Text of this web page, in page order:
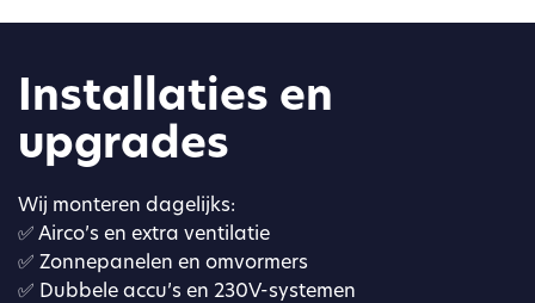
Installaties en
upgrades
Wij monteren dagelijks:
✅ Airco’s en extra ventilatie
✅ Zonnepanelen en omvormers
✅ Dubbele accu’s en 230V-systemen